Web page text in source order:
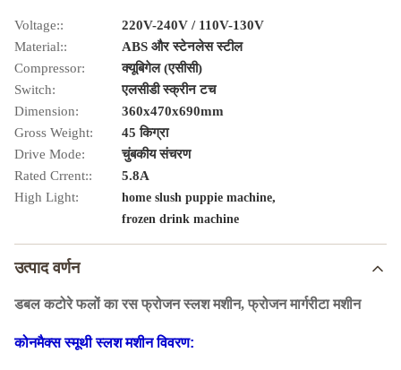
Voltage::
220V-240V / 110V-130V
Material::
ABS और स्टेनलेस स्टील
Compressor:
क्यूबिगेल (एसीसी)
Switch:
एलसीडी स्क्रीन टच
Dimension:
360x470x690mm
Gross Weight:
45 किग्रा
Drive Mode:
चुंबकीय संचरण
Rated Crrent::
5.8A
High Light:
home slush puppie machine,
frozen drink machine
उत्पाद वर्णन
डबल कटोरे फलों का रस फ्रोजन स्लश मशीन, फ्रोजन मार्गरीटा मशीन
कोनमैक्स स्मूथी स्लश मशीन विवरण: